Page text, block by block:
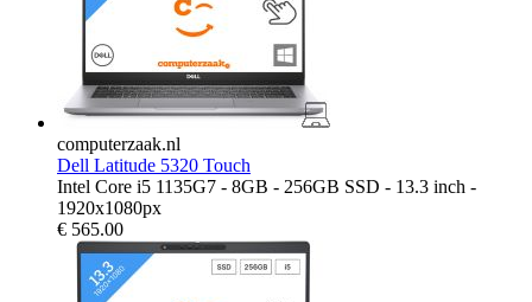
computerzaak.nl
Dell Latitude 5320 Touch
Intel Core i5 1135G7 - 8GB - 256GB SSD - 13.3 inch -
1920x1080px
€ 565.00